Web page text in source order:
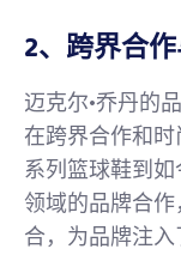
2、跨界合
迈克尔·乔丹的
在跨界合作和
系列篮球鞋到
领域的品牌合
合，为品牌注